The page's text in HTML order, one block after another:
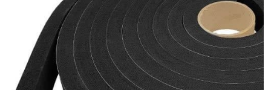
Slitasjeteknikk
Verneutstyr